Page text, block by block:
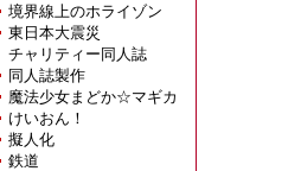
境界線上のホライゾン
東日本大震災
チャリティー同人誌
同人誌製作
魔法少女まどか☆マギカ
けいおん！
擬人化
鉄道